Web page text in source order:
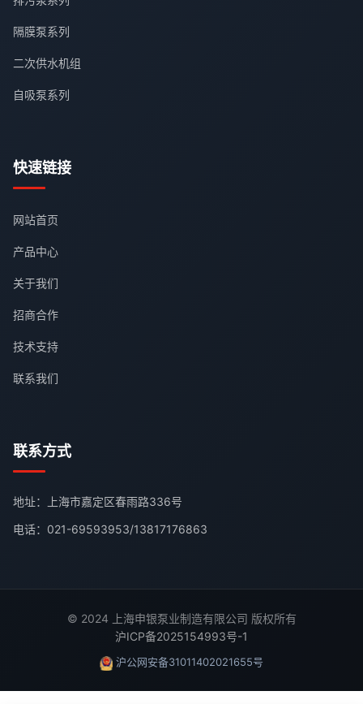
隔膜泵系列
二次供水机组
自吸泵系列
快速链接
网站首页
产品中心
关于我们
招商合作
技术支持
联系我们
联系方式
地址：上海市嘉定区春雨路336号
电话： 021-69593953/13817176863
© 2024 上海申银泵业制造有限公司 版权所有
沪ICP备2025154993号-1
沪公网安备31011402021655号